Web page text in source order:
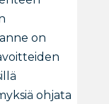
on
ohjata